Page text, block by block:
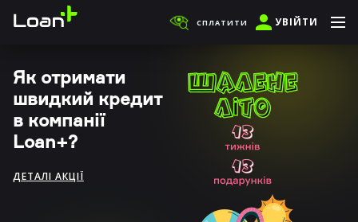
СПЛАТИТИ УВІЙТИ
Як отримати
швидкий кредит
в компанії
Loan+?
ДЕТАЛІ АКЦІЇ